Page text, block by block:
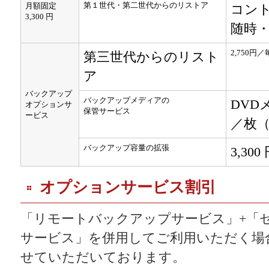
月額固定
3,300 円
第１世代・第二世代からのリストア
コン
随時
バックアップ
オプションサ
ービス
第三世代からのリスト
ア
2,750円／
バックアップメディアの
保管サービス
DVD
／枚
バックアップ容量の拡張 3,300
オプションサービス割引
「リモートバックアップサービス」+
サービス」を併用してご利用いただく
せていただいております。